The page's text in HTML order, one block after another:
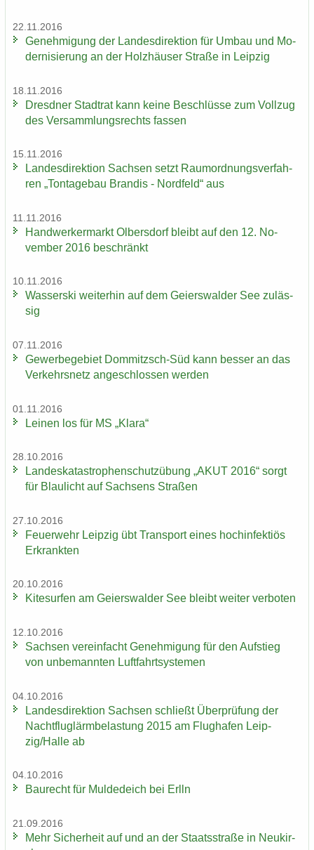
22.11.2016
Ge­neh­mi­gung der Lan­des­di­rek­ti­on für Umbau und Mo­
der­ni­sie­rung an der Holz­häu­ser Stra­ße in Leip­zig
18.11.2016
Dresd­ner Stadt­rat kann keine Be­schlüs­se zum Voll­zug
des Ver­samm­lungs­rechts fas­sen
15.11.2016
Lan­des­di­rek­ti­on Sach­sen setzt Raum­ord­nungs­ver­fah­
ren „Ton­ta­ge­bau Bran­dis - Nord­feld“ aus
11.11.2016
Hand­wer­ker­markt Ol­bers­dorf bleibt auf den 12. No­
vem­ber 2016 be­schränkt
10.11.2016
Was­ser­ski wei­ter­hin auf dem Gei­ers­wal­der See zu­läs­
sig
07.11.2016
Ge­wer­be­ge­biet Dommitzsch-​Süd kann bes­ser an das
Ver­kehrs­netz an­ge­schlos­sen wer­den
01.11.2016
Lei­nen los für MS „Klara“
28.10.2016
Lan­des­ka­ta­stro­phen­schutz­übung „AKUT 2016“ sorgt
für Blau­licht auf Sach­sens Stra­ßen
27.10.2016
Feu­er­wehr Leip­zig übt Trans­port eines hoch­in­fek­ti­ös
Er­krank­ten
20.10.2016
Ki­te­sur­fen am Gei­ers­wal­der See bleibt wei­ter ver­bo­ten
12.10.2016
Sach­sen ver­ein­facht Ge­neh­mi­gung für den Auf­stieg
von un­be­mann­ten Luft­fahrt­sys­te­men
04.10.2016
Lan­des­di­rek­ti­on Sach­sen schließt Über­prü­fung der
Nacht­flug­lärm­be­las­tung 2015 am Flug­ha­fen Leip­
zig/Halle ab
04.10.2016
Bau­recht für Mul­de­deich bei Erlln
21.09.2016
Mehr Si­cher­heit auf und an der Staats­stra­ße in Neu­kir­